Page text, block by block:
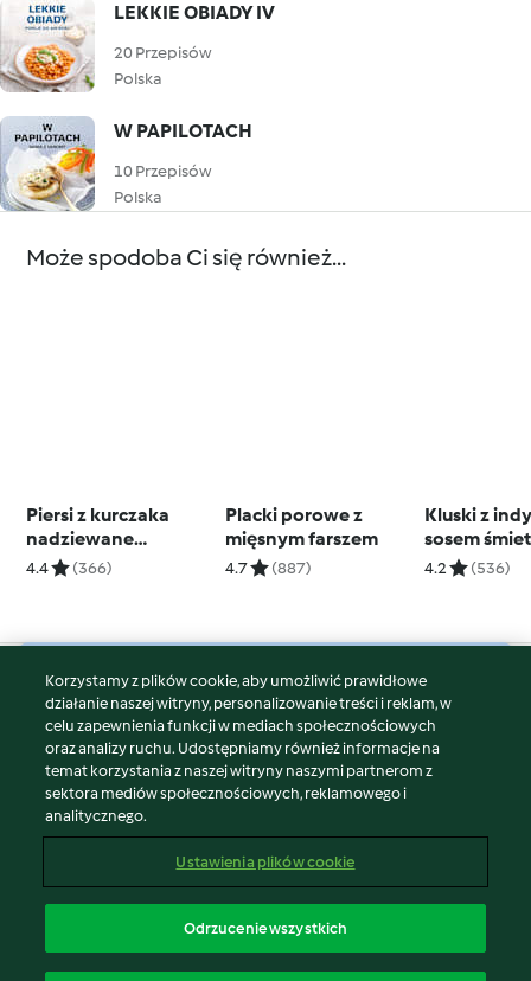
LEKKIE OBIADY IV
20 Przepisów
Polska
W PAPILOTACH
10 Przepisów
Polska
Może spodoba Ci się również...
Piersi z kurczaka
nadziewane
cytrynową ricottą z
4.4 (366)
Placki porowe z
mięsnym farszem
4.7 (887)
Kluski z
sosem
i porem
4.2 (536)
© Copyright 2026
Warunki korzystania
Polityka prywatności
Disclaimer
Znak wydawcy
Zgłoś treść
Oświadczenie o dostępności
Korzystamy z plików cookie, aby umożliwić prawidłowe
działanie naszej witryny, personalizowanie treści i reklam, w
celu zapewnienia funkcji w mediach społecznościowych
oraz analizy ruchu. Udostępniamy również informacje na
temat korzystania z naszej witryny naszymi partnerom z
sektora mediów społecznościowych, reklamowego i
analitycznego.
Ustawienia plików cookie
Odrzucenie wszystkich